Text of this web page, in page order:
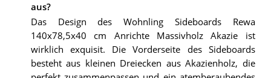
aus?
Das Design des Wohnling Sideboards Rewa
140x78,5x40 cm Anrichte Massivholz Akazie ist
wirklich exquisit. Die Vorderseite des Sideboards
besteht aus kleinen Dreiecken aus Akazienholz, die